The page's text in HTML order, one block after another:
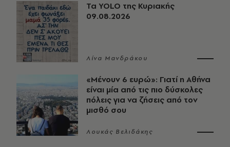
Τα YOLO της Κυριακής
09.08.2026
Λίνα Μανδράκου
«Μένουν 6 ευρώ»: Γιατί η Αθήνα
είναι μία από τις πιο δύσκολες
πόλεις για να ζήσεις από τον
μισθό σου
Λουκάς Βελιδάκης